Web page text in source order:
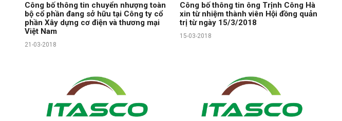
Công bố thông tin chuyển nhượng toàn
bộ cổ phần đang sở hữu tại Công ty cổ
phần Xây dựng cơ điện và thương mại
Việt Nam
21-03-2018
Công bố thông tin ông Trịnh Công Hà
xin từ nhiệm thành viên Hội đồng quản
trị từ ngày 15/3/2018
15-03-2018